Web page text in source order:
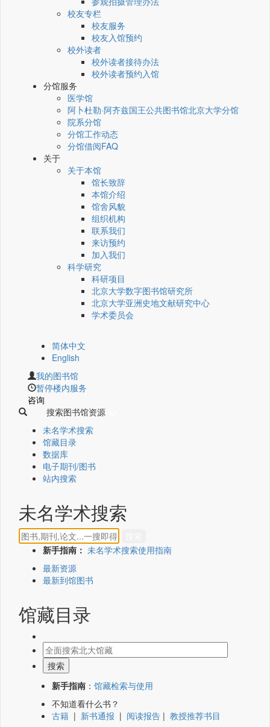
校友专栏
校友服务
校友入馆预约
校外读者
校外读者接待办法
校外读者预约入馆
分馆服务
医学馆
阿卜杜勒·阿齐兹国王公共图书馆北京大学分馆
院系分馆
分馆工作动态
分馆借阅FAQ
关于
关于本馆
馆长致辞
本馆介绍
馆舍风貌
组织机构
联系我们
来访预约
加入我们
科学研究
科研项目
北京大学数字图书馆研究所
北京大学亚洲史地文献研究中心
学术委员会
简体中文
English
我的图书馆
暂停楼内服务
咨询
搜索图书馆资源
未名学术搜索
馆藏目录
数据库
电子期刊/图书
站内搜索
未名学术搜索
新手指南： 未名学术搜索使用指南
最新资源
最新到馆图书
馆藏目录
新手指南 ： 馆藏检索与使用
不知道看什么书？
古籍 | 新书通报 | 阅读报告 | 教授推荐书目